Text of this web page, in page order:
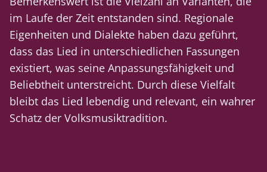
im Laufe der Zeit entstanden sind. Regionale
Eigenheiten und Dialekte haben dazu geführt,
dass das Lied in unterschiedlichen Fassungen
existiert, was seine Anpassungsfähigkeit und
Beliebtheit unterstreicht. Durch diese Vielfalt
bleibt das Lied lebendig und relevant, ein wahrer
Schatz der Volksmusiktradition.